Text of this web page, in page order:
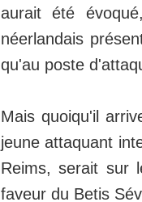
aurait été
néerlandais
qu'au poste
Mais quoiqu'il
jeune attaquant
Reims, serait sur
faveur du Betis